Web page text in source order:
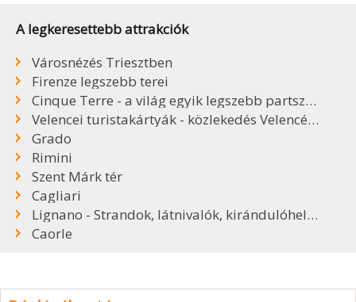
A legkeresettebb attrakciók
Városnézés Triesztben
Firenze legszebb terei
Cinque Terre - a világ egyik legszebb partszakasza
Velencei turistakártyák - közlekedés Velencében
Grado
Rimini
Szent Márk tér
Cagliari
Lignano - Strandok, látnivalók, kirándulóhelyek
Caorle